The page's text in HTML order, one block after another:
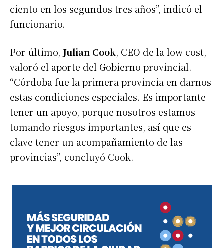
ciento en los segundos tres años”, indicó el
funcionario.
Por último, Julian Cook, CEO de la low cost,
valoró el aporte del Gobierno provincial.
“Córdoba fue la primera provincia en darnos
estas condiciones especiales. Es importante
tener un apoyo, porque nosotros estamos
tomando riesgos importantes, así que es
clave tener un acompañamiento de las
provincias”, concluyó Cook.